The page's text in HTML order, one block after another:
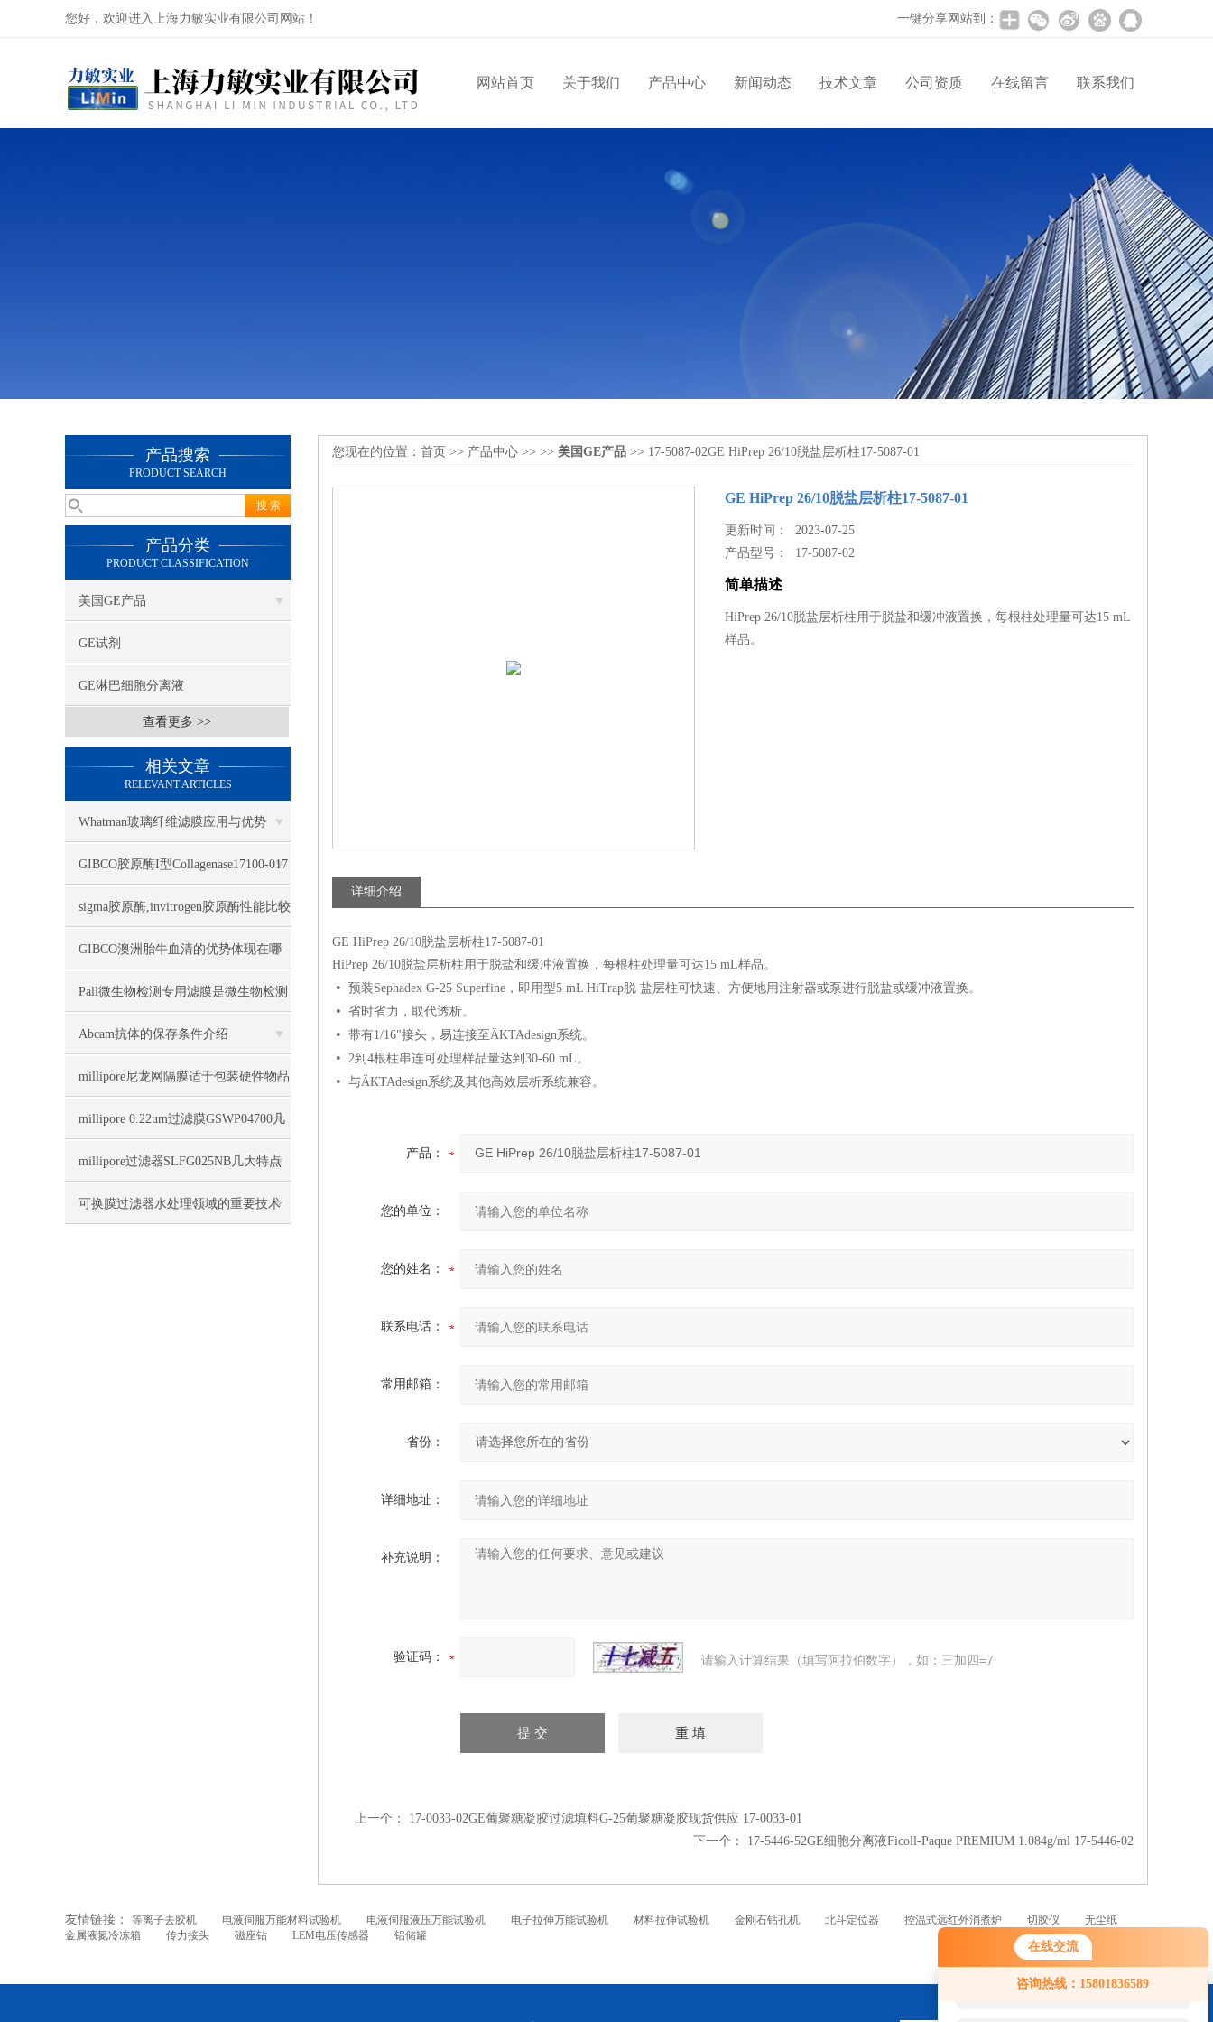
在线交流
咨询热线：15801836589
您好！欢迎前来咨询，很高兴为您
服务，请问您要咨询什么问题呢？
您好，欢迎进入上海力敏实业有限公司网站！ 一键分享网站到：
网站首页 关于我们 产品中心 新闻动态 技术文章 公司资质 在线留言 联系我们
产品搜索
PRODUCT SEARCH
产品分类
PRODUCT CLASSIFICATION
美国GE产品
GE试剂
GE淋巴细胞分离液
查看更多 >>
相关文章
RELEVANT ARTICLES
Whatman玻璃纤维滤膜应用与优势
GIBCO胶原酶I型Collagenase17100-017
几大特点
sigma胶原酶,invitrogen胶原酶性能比较
GIBCO澳洲胎牛血清的优势体现在哪
些方面
Pall微生物检测专用滤膜是微生物检测
领域的可靠选择
Abcam抗体的保存条件介绍
millipore尼龙网隔膜适于包装硬性物品
millipore 0.22um过滤膜GSWP04700几
大特点
millipore过滤器SLFG025NB几大特点
可换膜过滤器水处理领域的重要技术
您现在的位置： 首页 >> 产品中心 >> >> 美国GE产品 >> 17-5087-02GE HiPrep 26/10脱盐层析柱17-5087-01
GE HiPrep 26/10脱盐层析柱17-5087-01
更新时间： 2023-07-25
产品型号： 17-5087-02
简单描述
HiPrep 26/10脱盐层析柱用于脱盐和缓冲液置换，每根柱处理量可达15 mL
样品。
详细介绍
GE HiPrep 26/10脱盐层析柱17-5087-01
HiPrep 26/10脱盐层析柱用于脱盐和缓冲液置换，每根柱处理量可达15 mL样品。
• 预装Sephadex G-25 Superfine，即用型5 mL HiTrap脱 盐层柱可快速、方便地用注射器或泵进行脱盐或缓冲液置换。
• 省时省力，取代透析。
• 带有1/16"接头，易连接至ÄKTAdesign系统。
• 2到4根柱串连可处理样品量达到30-60 mL。
• 与ÄKTAdesign系统及其他高效层析系统兼容。
产品：
您的单位：
您的姓名：
联系电话：
常用邮箱：
省份：
详细地址：
补充说明：
验证码： 请输入计算结果（填写阿拉伯数字），如：三加四=7
上一个：
17-0033-02GE葡聚糖凝胶过滤填料G-25葡聚糖凝胶现货供应 17-0033-01
下一个：
17-5446-52GE细胞分离液Ficoll-Paque PREMIUM 1.084g/ml 17-5446-02
友情链接： 等离子去胶机 电液伺服万能材料试验机 电液伺服液压万能试验机 电子拉伸万能试验机 材料拉伸试验机 金刚石钻孔机 北斗定位器 控温式远红外消煮炉 切胶仪
无尘纸
金属液氮冷冻箱
传力接头 磁座钻 LEM电压传感器 铝储罐